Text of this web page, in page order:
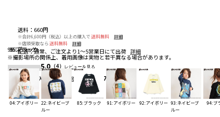
95:ブラック
※撮影場所の関係上、着用画像は実物と若干異なる場合があります。
95:ブラック
95:ブラック
04:アイボリー 22:ネイビーブ
ルー
85:ブラック 91:アイボリー 92:アイボリー 93:ネイビーブ
ルー
94:ブ
送料 ： 660円
※合計6,600円（税込）以上の購入で 送料無料
詳細
※店頭受取なら 送料無料 詳細
配送：通常、ご注文より1～5営業日にて出荷 詳細
5.0 （4） レビューを見る
お気に入りアイテム登録者数 227